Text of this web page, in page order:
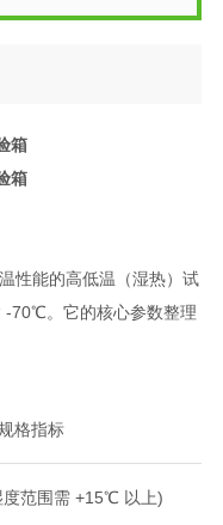
箱
箱
性能的高低温（湿热）试
-70℃。它的核心参数整理
格指标
范围需 +15℃ 以上)